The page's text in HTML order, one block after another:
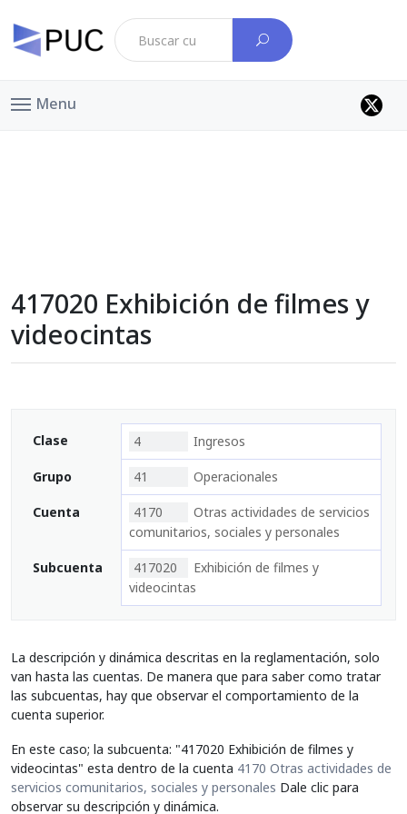
Menu
417020 Exhibición de filmes y
videocintas
Clase 4 Ingresos
Grupo 41 Operacionales
Cuenta 4170
Otras actividades de servicios
comunitarios, sociales y personales
Subcuenta 417020
Exhibición de filmes y
videocintas
La descripción y dinámica descritas en la reglamentación, solo
van hasta las cuentas. De manera que para saber como tratar
las subcuentas, hay que observar el comportamiento de la
cuenta superior.
En este caso; la subcuenta: "417020 Exhibición de filmes y
videocintas" esta dentro de la cuenta 4170 Otras actividades de
servicios comunitarios, sociales y personales Dale clic para
observar su descripción y dinámica.